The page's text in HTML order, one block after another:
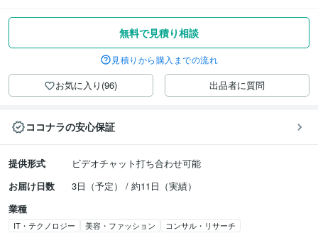
無料で見積り相談
見積りから購入までの流れ
お気に入り(96) 出品者に質問
ココナラの安心保証
提供形式
ビデオチャット打ち合わせ可能
お届け日数
3日（予定） / 約11日（実績）
業種
IT・テクノロジー 美容・ファッション コンサル・リサーチ